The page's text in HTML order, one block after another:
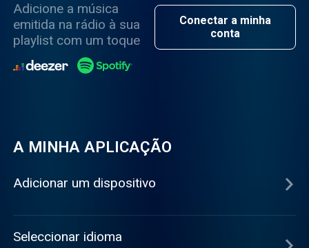
Adicione a música
emitida na rádio à sua
playlist com um toque
Conectar a minha
conta
A MINHA APLICAÇÃO
Adicionar um dispositivo
Seleccionar idioma